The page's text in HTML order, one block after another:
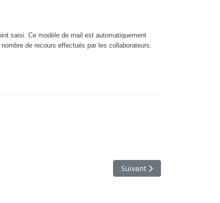
saisi. Ce modèle de mail est automatiquement
de recours effectués par les collaborateurs.
- 7 mai 2026 Article suivant : Campagne
Suivant